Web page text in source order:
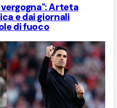
Arteta
e dai giornali
di fuoco